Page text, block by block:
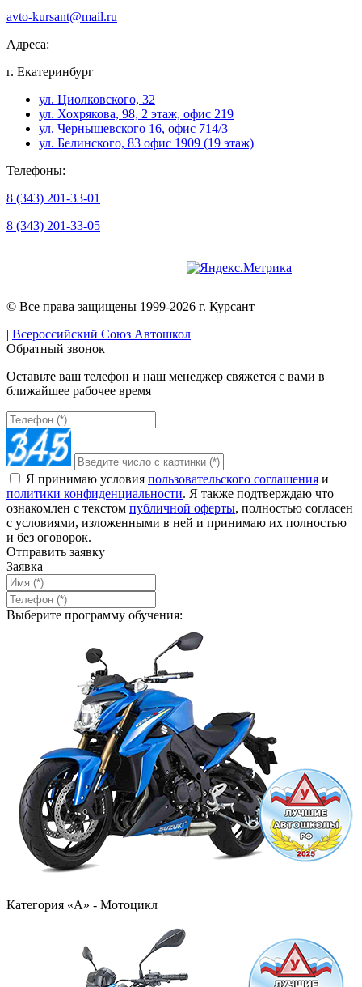
avto-kursant@mail.ru
Адреса:
г. Екатеринбург
ул. Циолковского, 32
ул. Хохрякова, 98, 2 этаж, офис 219
ул. Чернышевского 16, офис 714/3
ул. Белинского, 83 офис 1909 (19 этаж)
Телефоны:
8 (343) 201-33-01
8 (343) 201-33-05
© Все права защищены 1999-2026 г. Курсант
| Всероссийский Союз Автошкол
Обратный звонок
Оставьте ваш телефон и наш менеджер свяжется с вами в
ближайшее рабочее время
Я принимаю условия пользовательского соглашения и
политики конфиденциальности. Я также подтверждаю что
ознакомлен с текстом публичной оферты, полностью согласен
с условиями, изложенными в ней и принимаю их полностью
и без оговорок.
Отправить заявку
Заявка
Выберите программу обучения:
Категория «А» - Мотоцикл